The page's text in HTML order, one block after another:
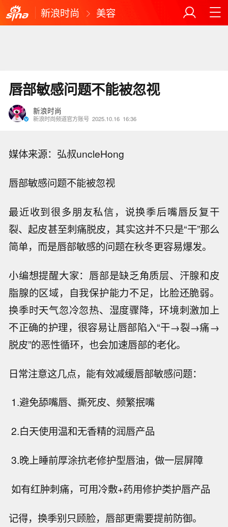
新浪时尚 美容
唇部敏感问题不能被忽视
新浪时尚
新浪时尚频道官方账号 2025.10.16 16:36
媒体来源： 弘叔uncleHong
唇部敏感问题不能被忽视
最近收到很多朋友私信，说换季后嘴唇反复干
裂、起皮甚至刺痛脱皮，其实这并不只是“干”那么
简单，而是唇部敏感的问题在秋冬更容易爆发。
小编想提醒大家：唇部是缺乏角质层、汗腺和皮
脂腺的区域，自我保护能力不足，比脸还脆弱。
换季时天气忽冷忽热、湿度骤降，环境刺激加上
不正确的护理，很容易让唇部陷入“干→裂→痛→
脱皮”的恶性循环，也会加速唇部的老化。
日常注意这几点，能有效减缓唇部敏感问题：
1.避免舔嘴唇、撕死皮、频繁抿嘴
2.白天使用温和无香精的润唇产品
3.晚上睡前厚涂抗老修护型唇油，做一层屏障
如有红肿刺痛，可用冷敷+药用修护类护唇产品
记得，换季别只顾脸，唇部更需要提前防御。